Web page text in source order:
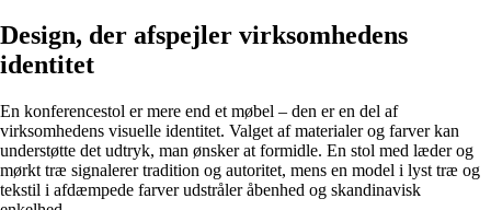
Design, der afspejler virksomhedens
identitet
En konferencestol er mere end et møbel – den er en del af
virksomhedens visuelle identitet. Valget af materialer og farver kan
understøtte det udtryk, man ønsker at formidle. En stol med læder og
mørkt træ signalerer tradition og autoritet, mens en model i lyst træ og
tekstil i afdæmpede farver udstråler åbenhed og skandinavisk